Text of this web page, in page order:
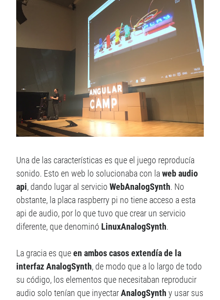
Una de las características es que el juego reproducía
sonido. Esto en web lo solucionaba con laweb audio
api, dando lugar al servicioWebAnalogSynth. No
obstante, la placa raspberry pi no tiene acceso a esta
api de audio, por lo que tuvo que crear un servicio
diferente, que denominó LinuxAnalogSynth.
La gracia es queen ambos casos extendía de la
interfaz AnalogSynth, de modo que a lo largo de todo
su código, los elementos que necesitaban reproducir
audio solo tenían que inyectarAnalogSynth y usar sus